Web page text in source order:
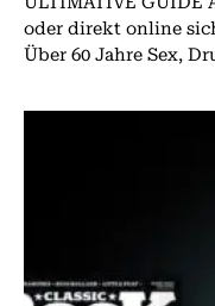
oder direkt online
Über 60 Jahre Sex,